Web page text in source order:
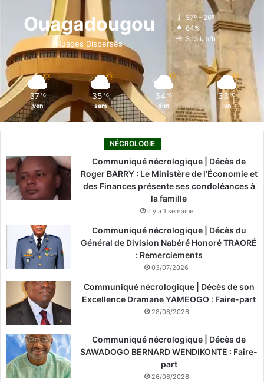
o
k
i
n
g
r
k
Ouagadougou
Nuages Dispersés
37º - 26º
64%
3.13 km/h
37 ℃
ven
35 ℃
sam
34 ℃
dim
33 ℃
lun
NÉCROLOGIE
Communiqué nécrologique | Décès de
Roger BARRY : Le Ministère de l’Économie et
des Finances présente ses condoléances à
la famille
il y a 1 semaine
Communiqué nécrologique | Décès du
Général de Division Nabéré Honoré TRAORÉ
: Remerciements
03/07/2026
Communiqué nécrologique | Décès de son
Excellence Dramane YAMEOGO : Faire-part
28/06/2026
Communiqué nécrologique | Décès de
SAWADOGO BERNARD WENDIKONTE : Faire-
part
26/06/2026